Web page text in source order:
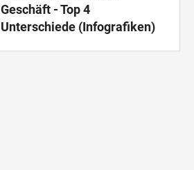
Geschäft - Top 4
Unterschiede (Infografiken)